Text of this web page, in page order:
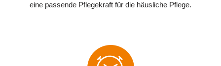
eine passende Pflegekraft für die häusliche Pflege.